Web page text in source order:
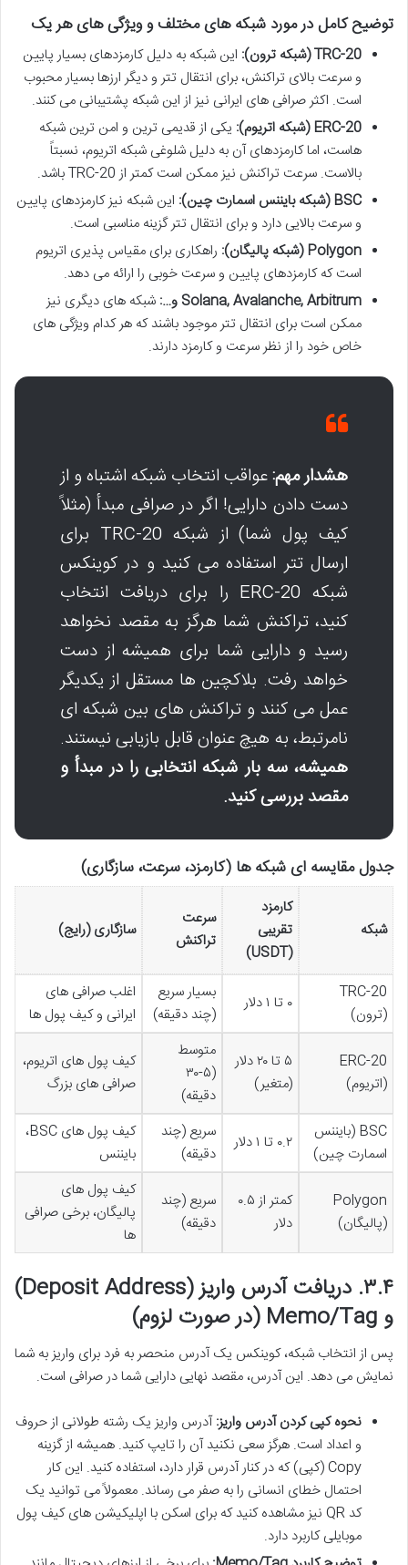
توضیح کامل در مورد شبکه های مختلف و ویژگی های هر یک
TRC-20 (شبکه ترون):
این شبکه به دلیل کارمزدهای بسیار پایین
و سرعت بالای تراکنش، برای انتقال تتر و دیگر ارزها بسیار محبوب
است. اکثر صرافی های ایرانی نیز از این شبکه پشتیبانی می کنند.
ERC-20 (شبکه اتریوم):
یکی از قدیمی ترین و امن ترین شبکه
هاست، اما کارمزدهای آن به دلیل شلوغی شبکه اتریوم، نسبتاً
بالاست. سرعت تراکنش نیز ممکن است کمتر از TRC-20 باشد.
BSC (شبکه بایننس اسمارت چین):
این شبکه نیز کارمزدهای پایین
و سرعت بالایی دارد و برای انتقال تتر گزینه مناسبی است.
Polygon (شبکه پالیگان):
راهکاری برای مقیاس پذیری اتریوم
است که کارمزدهای پایین و سرعت خوبی را ارائه می دهد.
Solana, Avalanche, Arbitrum و…:
شبکه های دیگری نیز
ممکن است برای انتقال تتر موجود باشند که هر کدام ویژگی های
خاص خود را از نظر سرعت و کارمزد دارند.
هشدار مهم:عواقب انتخاب شبکه اشتباه و از
دست دادن دارایی! اگر در صرافی مبدأ (مثلاً
کیف پول شما) از شبکه TRC-20 برای
ارسال تتر استفاده می کنید و در کوینکس
شبکه ERC-20 را برای دریافت انتخاب
کنید، تراکنش شما هرگز به مقصد نخواهد
رسید و دارایی شما برای همیشه از دست
خواهد رفت. بلاکچین ها مستقل از یکدیگر
عمل می کنند و تراکنش های بین شبکه ای
نامرتبط، به هیچ عنوان قابل بازیابی نیستند.
همیشه، سه بار شبکه انتخابی را در مبدأ و
مقصد بررسی کنید.
جدول مقایسه ای شبکه ها (کارمزد، سرعت، سازگاری)
شبکه
کارمزد
تقریبی
(USDT)
سرعت
تراکنش
سازگاری (رایج)
TRC-20
(ترون)
۰ تا ۱ دلار
بسیار سریع
(چند دقیقه)
اغلب صرافی های
ایرانی و کیف پول ها
ERC-20
(اتریوم)
۵ تا ۲۰ دلار
(متغیر)
متوسط
(۵-۳۰
دقیقه)
کیف پول های اتریوم،
صرافی های بزرگ
BSC (بایننس
اسمارت چین)
۰.۲ تا ۱ دلار
سریع (چند
دقیقه)
کیف پول های BSC،
بایننس
Polygon
(پالیگان)
کمتر از ۰.۵
دلار
سریع (چند
دقیقه)
کیف پول های
پالیگان، برخی صرافی
ها
۳.۴. دریافت آدرس واریز (Deposit Address)
و Memo/Tag (در صورت لزوم)
پس از انتخاب شبکه، کوینکس یک آدرس منحصر به فرد برای واریز به شما
نمایش می دهد. این آدرس، مقصد نهایی دارایی شما در صرافی است.
نحوه کپی کردن آدرس واریز:آدرس واریز یک رشته طولانی از حروف
و اعداد است. هرگز سعی نکنید آن را تایپ کنید. همیشه از گزینه
Copy (کپی) که در کنار آدرس قرار دارد، استفاده کنید. این کار
احتمال خطای انسانی را به صفر می رساند. معمولاً می توانید یک
کد QR نیز مشاهده کنید که برای اسکن با اپلیکیشن های کیف پول
موبایلی کاربرد دارد.